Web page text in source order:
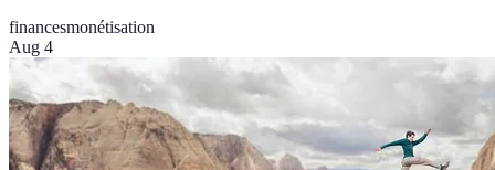
financesmonétisation
Aug 4